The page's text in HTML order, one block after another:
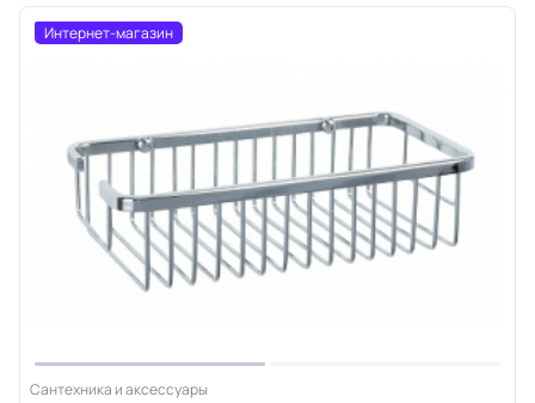
Интернет-магазин
Сантехника и аксессуары